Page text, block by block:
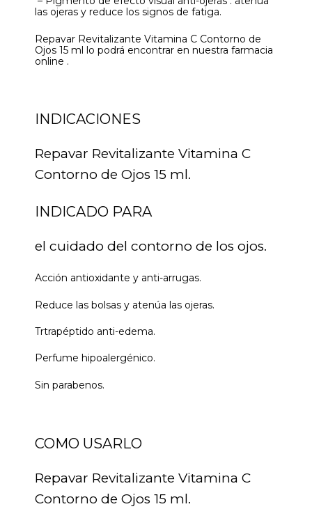
las ojeras y reduce los signos de fatiga.
Repavar Revitalizante Vitamina C Contorno de
Ojos 15 ml lo podrá encontrar en nuestra farmacia
online .
INDICACIONES
Repavar Revitalizante Vitamina C
Contorno de Ojos 15 ml.
INDICADO PARA
el cuidado del contorno de los ojos.
Acción antioxidante y anti-arrugas.
Reduce las bolsas y atenúa las ojeras.
Trtrapéptido anti-edema.
Perfume hipoalergénico.
Sin parabenos.
COMO USARLO
Repavar Revitalizante Vitamina C
Contorno de Ojos 15 ml.